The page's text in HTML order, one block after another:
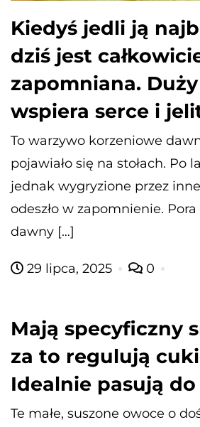
Kiedyś jedli ją
dziś jest
zapomniana. Duży
wspiera serce i
To warzywo korzeniowe
pojawiało się na stołach. Po
jednak wygryzione przez
odeszło w zapomnienie.
dawny […]
29 lipca, 2025 0
Mają specyficzny
za to regulują
Idealnie pasują
Te małe, suszone owoce o